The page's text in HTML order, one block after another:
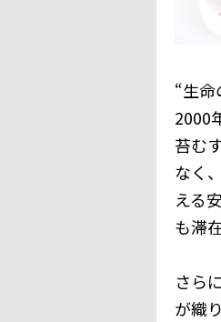
“生
2000
苔む
なく
える
も滞
さら
が織